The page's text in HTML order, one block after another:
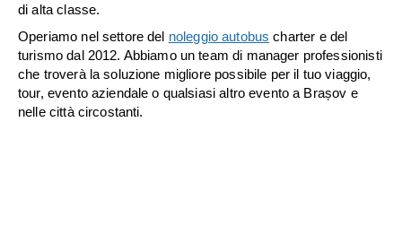
di alta classe.
Operiamo nel settore del noleggio autobus charter e del
turismo dal 2012. Abbiamo un team di manager professionisti
che troverà la soluzione migliore possibile per il tuo viaggio,
tour, evento aziendale o qualsiasi altro evento a Brașov e
nelle città circostanti.